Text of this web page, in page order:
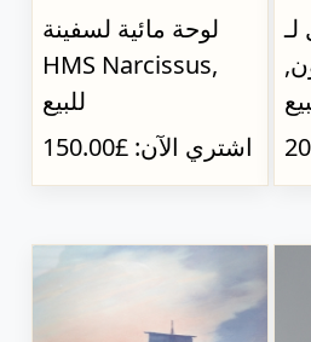
لوحة مائية لسفينة
HMS Narcissus,
للبيع
اشتري الآن: £150.00